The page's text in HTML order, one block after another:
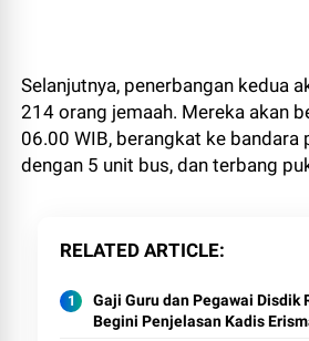
Selanjutnya, penerbangan kedua
214 orang jemaah. Mereka akan
06.00 WIB, berangkat ke bandara
dengan 5 unit bus, dan terbang
RELATED ARTICLE
Gaji Guru dan Pegawai Disdik
Begini Penjelasan Kadis